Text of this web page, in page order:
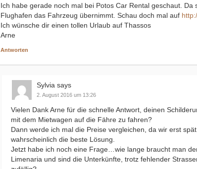
Ich habe gerade noch mal bei Potos Car Rental geschaut.
Flughafen das Fahrzeug übernimmt. Schau doch mal auf
Ich wünsche dir einen tollen Urlaub auf Thassos
Arne
Antworten
Sylvia says
2. August 2016 um 13:26
Vielen Dank Arne für die schnelle Antwort, deinen
mit dem Mietwagen auf die Fähre zu fahren?
Dann werde ich mal die Preise vergleichen, da wir erst
wahrscheinlich die beste Lösung.
Jetzt habe ich noch eine Frage…wie lange braucht man
Limenaria und sind die Unterkünfte, trotz fehlender